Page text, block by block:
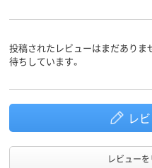
投稿されたレビューはまだありま
待ちしています。
レ
レビュー